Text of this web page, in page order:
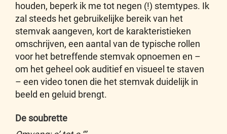
houden, beperk ik me tot negen (!) stemtypes. Ik
zal steeds het gebruikelijke bereik van het
stemvak aangeven, kort de karakteristieken
omschrijven, een aantal van de typische rollen
voor het betreffende stemvak opnoemen en –
om het geheel ook auditief en visueel te staven
– een video tonen die het stemvak duidelijk in
beeld en geluid brengt.
De soubrette